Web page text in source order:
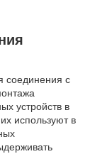
соединения с
устройств в
используют в